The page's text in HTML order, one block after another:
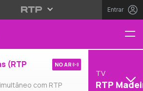
Entrar
(RTP
com RTP
NO AR
TV
RTP